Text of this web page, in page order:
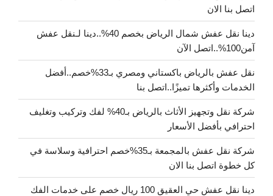
اتصل بنا الان
دينا نقل عفش شمال الرياض بخصم 40%..دينا لـنقل عفش
آمن100%..اتصل الآن
نقل عفش بالرياض باكستاني ومصري بـ33%خصم..أفضل
الخدمات وأكثرها تميزًا..اتصل بنا
شركة نقل وتجهيز الأثاث بالرياض بـ40% لفك وتركيب وتغليف
احترافي بأفضل الأسعار
شركة نقل عفش بالمجمعة بـ35%خصم احترافية وسلاسة في
كل خطوة اتصل بنا الان
دينا نقل عفش حي العقيق 100 ريال خصم على خدمات الفك